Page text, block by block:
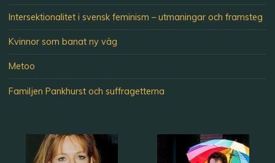
Intersektionalitet i svensk feminism – utmaningar och framsteg
Kvinnor som banat ny väg
Metoo
Familjen Pankhurst och suffragetterna